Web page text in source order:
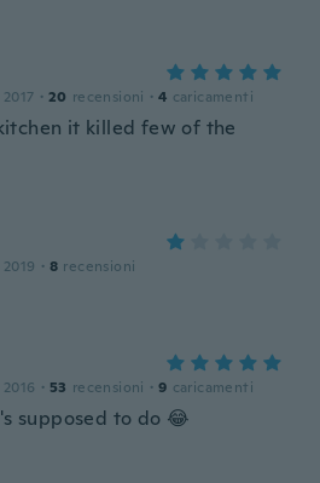
· 20 recensioni · 4 caricamenti
it killed few of the
· 8 recensioni
· 53 recensioni · 9 caricamenti
supposed to do 😂